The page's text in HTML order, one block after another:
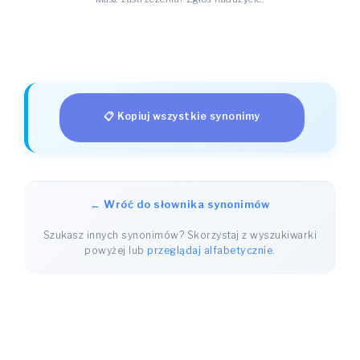
📋 Kopiuj wszystkie synonimy
← Wróć do słownika synonimów
Szukasz innych synonimów? Skorzystaj z wyszukiwarki
powyżej lubprzeglądaj alfabetycznie